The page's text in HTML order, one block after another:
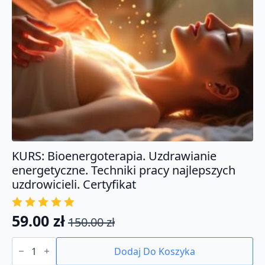
KURS: Bioenergoterapia. Uzdrawianie
energetyczne. Techniki pracy najlepszych
uzdrowicieli. Certyfikat
150.00zł
Pierwotna
cena
59.00 zł
Aktualna
cena
ilość
KURS: Dodaj Do Koszyka